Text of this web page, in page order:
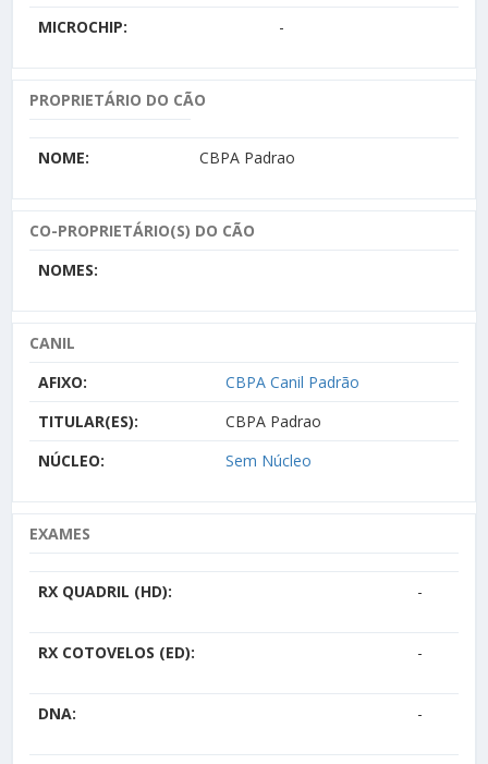
MICROCHIP:
-
PROPRIETÁRIO DO CÃO
NOME: CBPA Padrao
CO-PROPRIETÁRIO(S) DO CÃO
NOMES:
CANIL
AFIXO:
CBPA Canil Padrão
TITULAR(ES):
CBPA Padrao
NÚCLEO:
Sem Núcleo
EXAMES
RX QUADRIL (HD): -
RX COTOVELOS (ED): -
DNA: -